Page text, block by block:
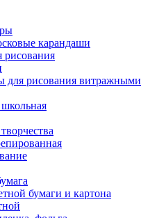
карандаши
рисования
для рисования витражными
бумаги и картона